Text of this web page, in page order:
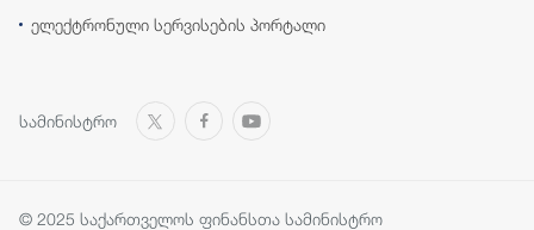
ელექტრონული სერვისების პორტალი
სამინისტრო
© 2025 საქართველოს ფინანსთა სამინისტრო